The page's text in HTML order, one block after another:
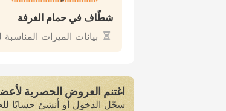
شطّاف في حمام الغرفة
بيانات الميزات
اغتنم العروض الحصرية
سجّل الدخول أو أنشئ حسابًا